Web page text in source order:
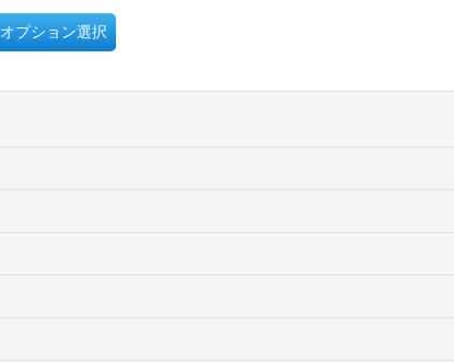
オプション選択